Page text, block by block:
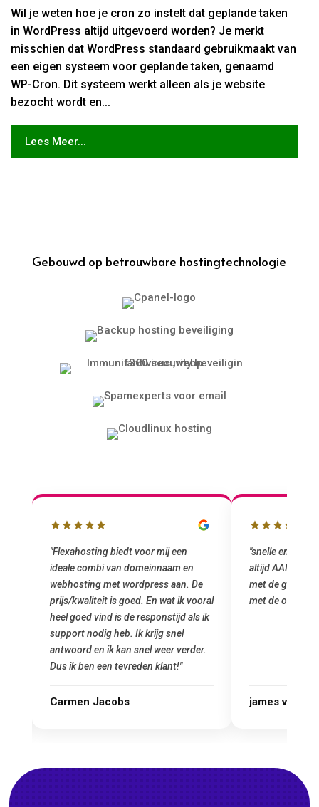
Wil je weten hoe je cron zo instelt dat geplande taken
in WordPress altijd uitgevoerd worden? Je merkt
misschien dat WordPress standaard gebruikmaakt van
een eigen systeem voor geplande taken, genaamd
WP-Cron. Dit systeem werkt alleen als je website
bezocht wordt en...
Lees Meer...
Gebouwd op betrouwbare hostingtechnologie
"Flexahosting biedt voor mij een
ideale combi van domeinnaam en
webhosting met wordpress aan. De
prijs/kwaliteit is goed. En wat ik vooral
heel goed vind is de responstijd als ik
support nodig heb. Ik krijg snel
antwoord en ik kan snel weer verder.
Dus ik ben een tevreden klant!"
Carmen Jacobs
"snelle en
altijd AAN (:
met de grote
met de
james van